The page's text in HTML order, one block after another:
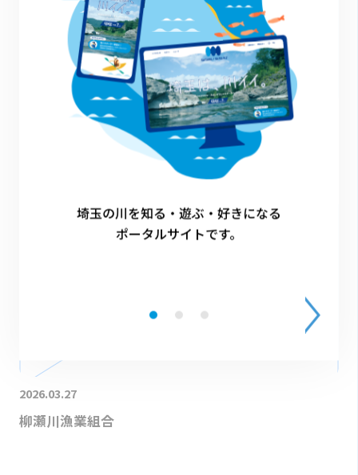
2026.03.27
皆野町立三沢小学校
2026.03.27
柳瀬川漁業組合
埼玉の川を知る・遊ぶ・好きになる
ポータルサイトです。